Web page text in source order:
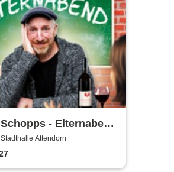
- Elternabend
Schule zur Comedy-
Attendorn